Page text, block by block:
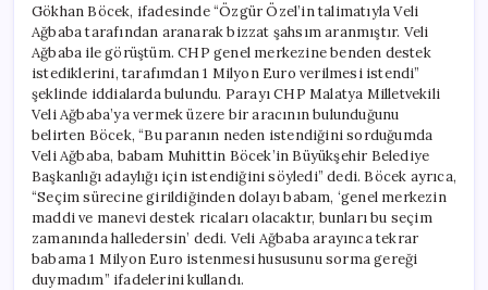
Gökhan Böcek, ifadesinde “Özgür Özel’in talimatıyla Veli
Ağbaba tarafından aranarak bizzat şahsım aranmıştır. Veli
Ağbaba ile görüştüm. CHP genel merkezine benden destek
istediklerini, tarafımdan 1 Milyon Euro verilmesi istendi”
şeklinde iddialarda bulundu. Parayı CHP Malatya Milletvekili
Veli Ağbaba’ya vermek üzere bir aracının bulunduğunu
belirten Böcek, “Bu paranın neden istendiğini sorduğumda
Veli Ağbaba, babam Muhittin Böcek’in Büyükşehir Belediye
Başkanlığı adaylığı için istendiğini söyledi” dedi. Böcek ayrıca,
“Seçim sürecine girildiğinden dolayı babam, ‘genel merkezin
maddi ve manevi destek ricaları olacaktır, bunları bu seçim
zamanında halledersin’ dedi. Veli Ağbaba arayınca tekrar
babama 1 Milyon Euro istenmesi hususunu sorma gereği
duymadım” ifadelerini kullandı.